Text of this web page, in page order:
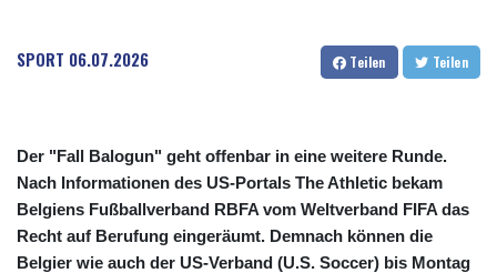
SPORT 06.07.2026 Teilen Teilen
Der "Fall Balogun" geht offenbar in eine weitere Runde.
Nach Informationen des US-Portals The Athletic bekam
Belgiens Fußballverband RBFA vom Weltverband FIFA das
Recht auf Berufung eingeräumt. Demnach können die
Belgier wie auch der US-Verband (U.S. Soccer) bis Montag